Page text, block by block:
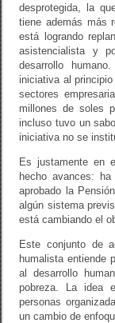
desprotegida, la
tiene además más
está logrando
asistencialista y
desarrollo
iniciativa al
sectores
millones de soles
incluso tuvo un
iniciativa no se
Es justamente en
hecho avances:
aprobado la
algún sistema
está cambiando el
Este conjunto de
humalista entiende
al desarrollo
pobreza. La idea
personas
un cambio de